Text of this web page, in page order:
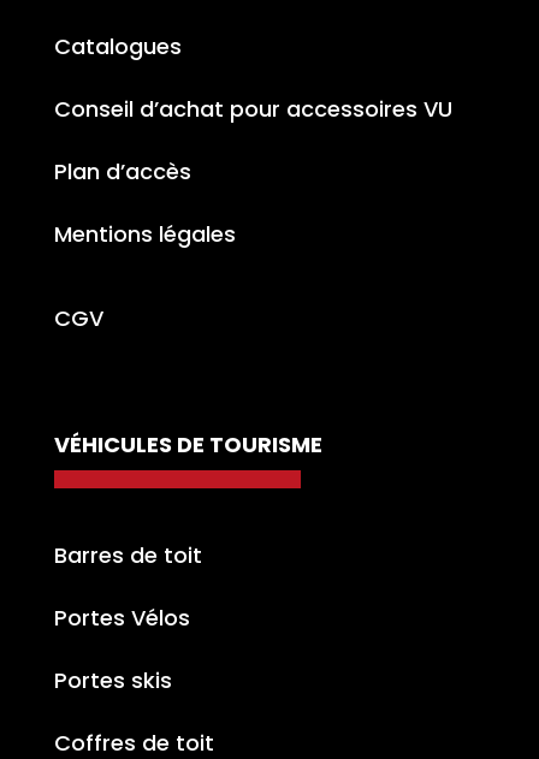
Catalogues
Conseil d’achat pour accessoires VU
Plan d’accès
Mentions légales
CGV
VÉHICULES DE TOURISME
Barres de toit
Portes Vélos
Portes skis
Coffres de toit